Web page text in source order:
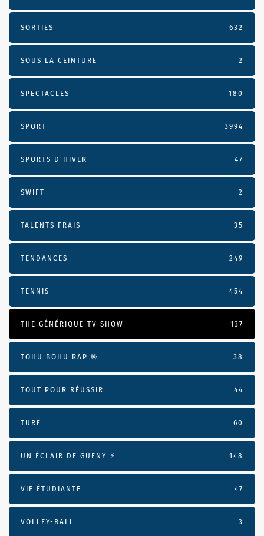
SORTIES 632
SOUS LA CEINTURE 2
SPECTACLES 180
SPORT 3994
SPORTS D'HIVER 47
SWIFT 2
TALENTS FRAIS 35
TENDANCES 249
TENNIS 454
THE GÉNÉRIQUE TV SHOW 137
TOHU BOHU RAP 🤟 38
TOUT POUR RÉUSSIR 44
TURF 60
UN ÉCLAIR DE GUENY ⚡️ 148
VIE ÉTUDIANTE 47
VOLLEY-BALL 3